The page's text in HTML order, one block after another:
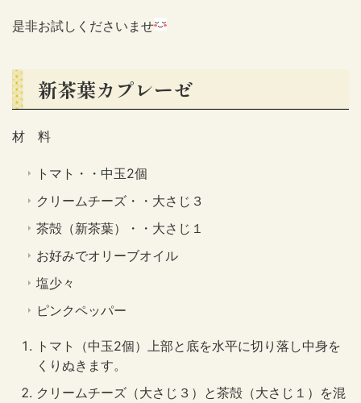
是非お試しくださいませ
新茶葉カプレーゼ
材 料
トマト・・中玉2個
クリームチーズ・・大さじ３
茶殻（新茶葉）・・大さじ１
お好みでオリーブオイル
塩少々
ピンクペッパー
トマト（中玉2個）上部と底を水平に切り落し中身を
くりぬきます。
クリームチーズ（大さじ３）と茶殻（大さじ１）を混